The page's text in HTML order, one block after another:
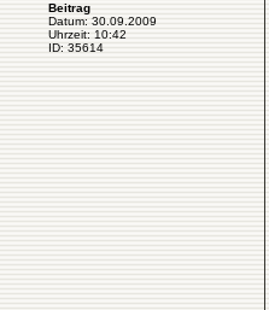
Beitrag
Datum: 30.09.2009
Uhrzeit: 10:42
ID: 35614